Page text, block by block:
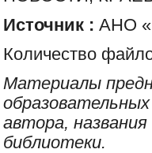
Источник : АНО
Количество
Материалы
автора,
библиотеки.